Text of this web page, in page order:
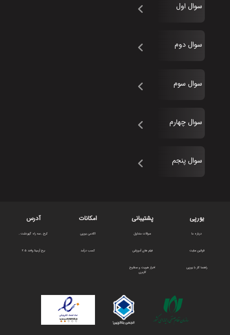
سوال اول
سوال دوم
سوال سوم
سوال چهارم
سوال پنجم
یورپی
درباره ما
قوانین سایت
راهنما کار با یورپی
پشتیبانی
سوالات متداول
فیلم های آموزشی
احراز هویت و سطوح
کاربری
امکانات
اکادمی یورپی
کسب درآمد
آدرس
کرج , سه راه گهردشت ,
برج آرمیتا واحد 2.5